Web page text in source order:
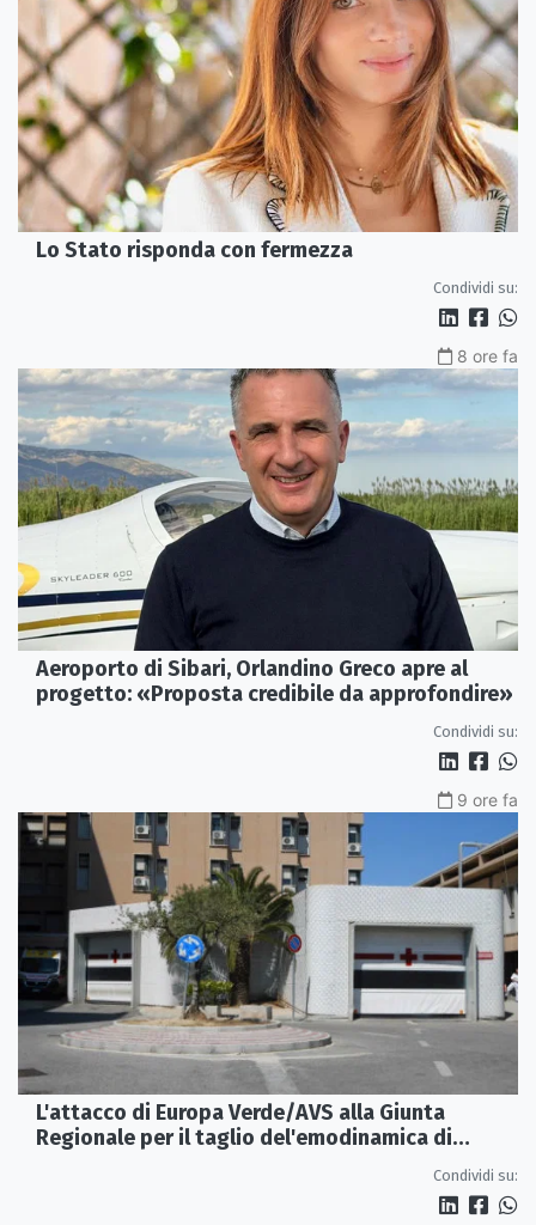
Lo Stato risponda con fermezza
Condividi su:
8 ore fa
Aeroporto di Sibari, Orlandino Greco apre al
progetto: «Proposta credibile da approfondire»
Condividi su:
9 ore fa
L'attacco di Europa Verde/AVS alla Giunta
Regionale per il taglio del'emodinamica di
Condividi su: